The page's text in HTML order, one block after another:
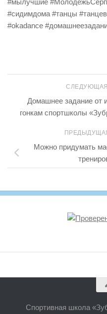
#сидимдома #танцы
#okadance
Домашнее задание от
гонкам спортшколы
Можно придумать
Спортивная школа